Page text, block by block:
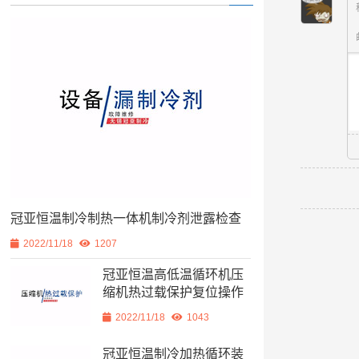
冠亚恒温制冷制热一体机制冷剂泄露检查
2022/11/18 1207
冠亚恒温高低温循环机压
缩机热过载保护复位操作
2022/11/18 1043
冠亚恒温制冷加热循环装